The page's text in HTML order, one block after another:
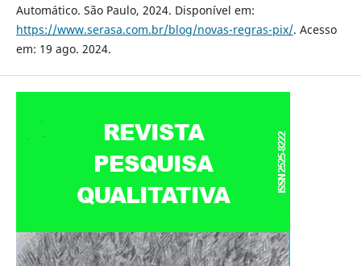
Automático. São Paulo, 2024. Disponível em:
https://www.serasa.com.br/blog/novas-regras-pix/. Acesso
em: 19 ago. 2024.